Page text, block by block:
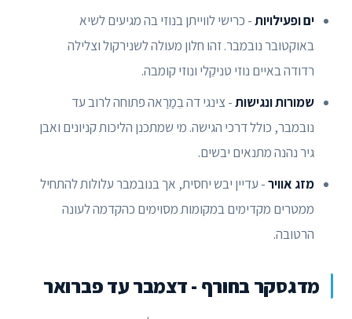
ים ופעילויות- כרישי לווייתן בנוזי בה מגיעים לשיא
באוקטובר נובמבר. זהו חלון מעולה לשנירקול וצלילה
רדודה באיים נוזי טניקֵלי ונוזי קומבה.
שמורות ונגישות- צינגי דה בֵמַרַאה פתוחה לרוב עד
נובמבר, כולל דרכי הגישה. מי שמתכנן הליכות קניונים ואבן
גיר נהנה מתנאים יבשים.
מזג אוויר- עדיין יבש יחסית, אך בנובמבר עלולות להתחיל
ממטרים מקדימים במקומות מסוימים כהקדמה לעונה
הרטובה.
מדגסקר בחורף - דצמבר עד פברואר